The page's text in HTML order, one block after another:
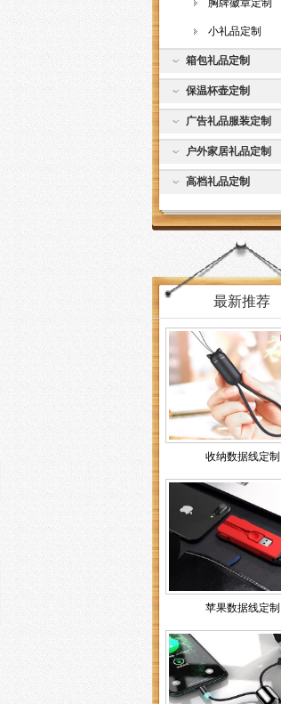
胸牌徽章定制
小礼品定制
箱包礼品定制
保温杯壶定制
广告礼品服装定制
户外家居礼品定制
高档礼品定制
最新推荐
收纳数据线定制
苹果数据线定制